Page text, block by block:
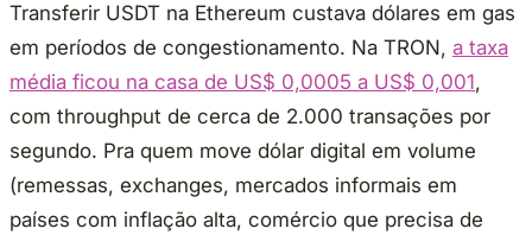
Transferir USDT na Ethereum custava dólares em gas
em períodos de congestionamento. Na TRON, a taxa
média ficou na casa de US$ 0,0005 a US$ 0,001,
com throughput de cerca de 2.000 transações por
segundo. Pra quem move dólar digital em volume
(remessas, exchanges, mercados informais em
países com inflação alta, comércio que precisa de